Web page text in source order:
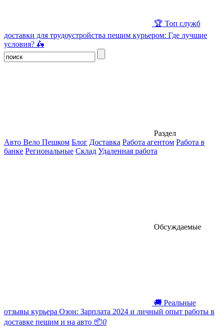
🏆 Топ служб
доставки для трудоустройства пешим курьером: Где лучшие
условия? 🛵
Раздел
Авто Вело Пешком Блог Доставка Работа агентом Работа в
банке Региональные Склад Удаленная работа
Обсуждаемые
🚚 Реальные
отзывы курьера Озон: Зарплата 2024 и личный опыт работы в
доставке пешим и на авто 📦0